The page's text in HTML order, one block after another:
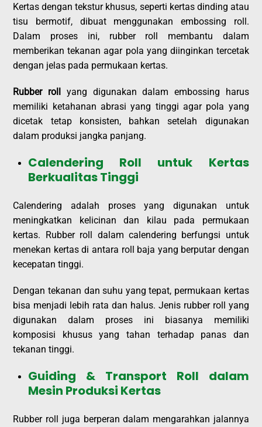
Kertas dengan tekstur khusus, seperti kertas dinding atau
tisu bermotif, dibuat menggunakan embossing roll.
Dalam proses ini, rubber roll membantu dalam
memberikan tekanan agar pola yang diinginkan tercetak
dengan jelas pada permukaan kertas.
Rubber roll
yang digunakan dalam embossing harus
memiliki ketahanan abrasi yang tinggi agar pola yang
dicetak tetap konsisten, bahkan setelah digunakan
dalam produksi jangka panjang.
Calendering Roll untuk Kertas
Berkualitas Tinggi
Calendering adalah proses yang digunakan untuk
meningkatkan kelicinan dan kilau pada permukaan
kertas. Rubber roll dalam calendering berfungsi untuk
menekan kertas di antara roll baja yang berputar dengan
kecepatan tinggi.
Dengan tekanan dan suhu yang tepat, permukaan kertas
bisa menjadi lebih rata dan halus. Jenis rubber roll yang
digunakan dalam proses ini biasanya memiliki
komposisi khusus yang tahan terhadap panas dan
tekanan tinggi.
Guiding & Transport Roll dalam
Mesin Produksi Kertas
Rubber roll juga berperan dalam mengarahkan jalannya